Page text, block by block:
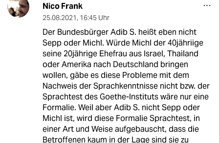
Nico Frank
25.08.2021, 16:45 Uhr
Der Bundesbürger Adib S. heißt eben nicht
Sepp oder Michl. Würde Michl der 40jähriige
seine 20jährige Ehefrau aus Israel, Thailand
oder Amerika nach Deutschland bringen
wollen, gäbe es diese Probleme mit dem
Nachweis der Sprachkenntnisse nicht bzw. der
Sprachtest des Goethe-Instituts wäre nur eine
Formalie. Weil aber Adib S. nicht Sepp oder
Michl ist, wird diese Formalie Sprachtest, in
einer Art und Weise aufgebauscht, dass die
Betroffenen kaum in der Lage sind sie zu